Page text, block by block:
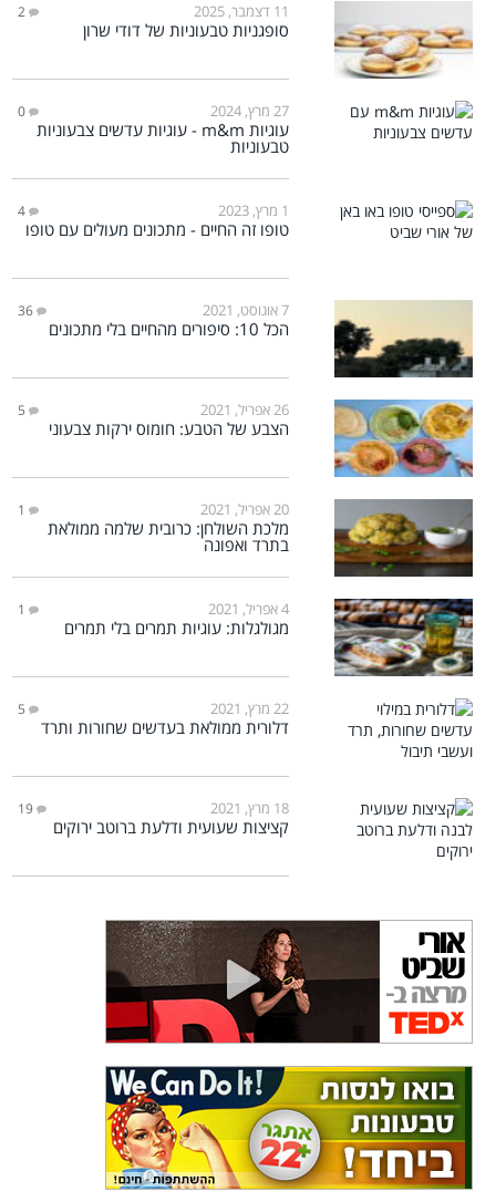
11 דצמבר, 2025 2
סופגניות טבעוניות של דודי שרון
27 מרץ, 2024 0
עוגיות m&m - עוגיות עדשים צבעוניות
טבעוניות
1 מרץ, 2023 4
טופו זה החיים - מתכונים מעולים עם טופו
7 אוגוסט, 2021 36
הכל 10: סיפורים מהחיים בלי מתכונים
26 אפריל, 2021 5
הצבע של הטבע: חומוס ירקות צבעוני
20 אפריל, 2021 1
מלכת השולחן: כרובית שלמה ממולאת
בתרד ואפונה
4 אפריל, 2021 1
מגולגלות: עוגיות תמרים בלי תמרים
22 מרץ, 2021 5
דלורית ממולאת בעדשים שחורות ותרד
18 מרץ, 2021 19
קציצות שעועית ודלעת ברוטב ירוקים